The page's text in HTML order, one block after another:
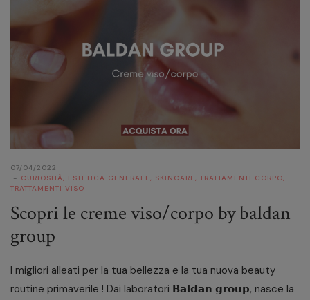
07/04/2022
CURIOSITÀ, ESTETICA GENERALE, SKINCARE, TRATTAMENTI CORPO,
TRATTAMENTI VISO
Scopri le creme viso/corpo by baldan
group
I migliori alleati per la tua bellezza e la tua nuova beauty
routine primaverile ! Dai laboratori 𝗕𝗮𝗹𝗱𝗮𝗻 𝗴𝗿𝗼𝘂𝗽, nasce la